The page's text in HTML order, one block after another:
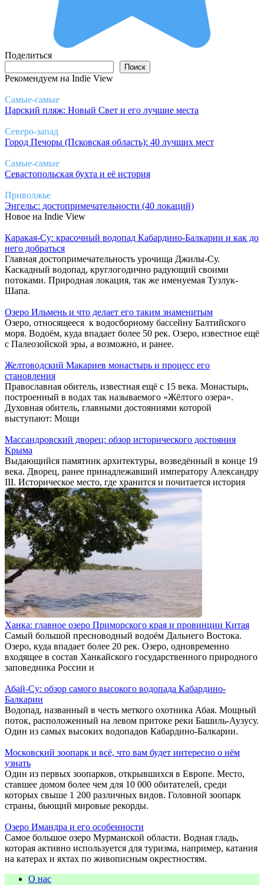
Поделиться
Поиск
Рекомендуем на Indie View
Самые-самые
Царский пляж: Новый Свет и его лучшие места
Северо-запад
Город Печоры (Псковская область): 40 лучших мест
Самые-самые
Севастопольская бухта и её история
Приволжье
Энгельс: достопримечательности (40 локаций)
Новое на Indie View
Каракая-Су: красочный водопад Кабардино-Балкарии и как до
него добраться
Главная достопримечательность урочища Джилы-Су.
Каскадный водопад, круглогодично радующий своими
потоками. Природная локация, так же именуемая Тузлук-
Шапа.
Озеро Ильмень и что делает его таким знаменитым
Озеро, относящееся к водосборному бассейну Балтийского
моря. Водоём, куда впадает более 50 рек. Озеро, известное ещё
с Палеозойской эры, а возможно, и ранее.
Желтоводский Макариев монастырь и процесс его
становления
Православная обитель, известная ещё с 15 века. Монастырь,
построенный в водах так называемого «Жёлтого озера».
Духовная обитель, главными достояниями которой
выступают: Мощи
Массандровский дворец: обзор исторического достояния
Крыма
Выдающийся памятник архитектуры, возведённый в конце 19
века. Дворец, ранее принадлежавший императору Александру
III. Историческое место, где хранится и почитается история
Ханка: главное озеро Приморского края и провинции Китая
Самый большой пресноводный водоём Дальнего Востока.
Озеро, куда впадает более 20 рек. Озеро, одновременно
входящее в состав Ханкайского государственного природного
заповедника России и
Абай-Су: обзор самого высокого водопада Кабардино-
Балкарии
Водопад, названный в честь меткого охотника Абая. Мощный
поток, расположенный на левом притоке реки Башиль-Аузусу.
Один из самых высоких водопадов Кабардино-Балкарии.
Московский зоопарк и всё, что вам будет интересно о нём
узнать
Один из первых зоопарков, открывшихся в Европе. Место,
ставшее домом более чем для 10 000 обитателей, среди
которых свыше 1 200 различных видов. Головной зоопарк
страны, бьющий мировые рекорды.
Озеро Имандра и его особенности
Самое большое озеро Мурманской области. Водная гладь,
которая активно используется для туризма, например, катания
на катерах и яхтах по живописным окрестностям.
О нас